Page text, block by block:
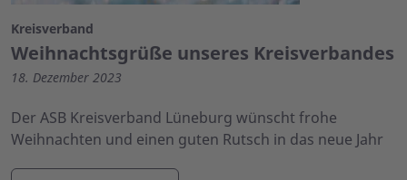
Kreisverband
Weihnachtsgrüße unseres Kreisverbandes
18. Dezember 2023
Der ASB Kreisverband Lüneburg wünscht frohe
Weihnachten und einen guten Rutsch in das neue Jahr